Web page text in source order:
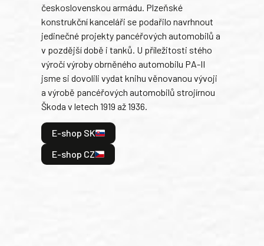
československou armádu. Plzeňské
konstrukční kanceláři se podařilo navrhnout
jedinečné projekty pancéřových automobilů a
v pozdější době i tanků. U příležitosti stého
výročí výroby obrněného automobilu PA-II
jsme si dovolili vydat knihu věnovanou vývoji
a výrobě pancéřových automobilů strojírnou
Škoda v letech 1919 až 1936.
E-shop SK
E-shop CZ